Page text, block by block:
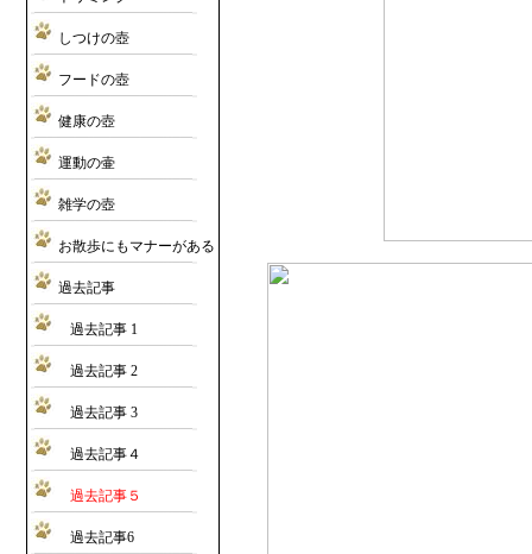
しつけの壺
フードの壺
健康の壺
運動の壷
雑学の壺
お散歩にもマナーがある
過去記事
過去記事 1
過去記事 2
過去記事 3
過去記事４
過去記事５
過去記事6